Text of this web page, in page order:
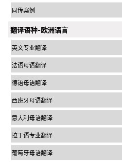
同传案例
翻译语种-欧洲语言
英文专业翻译
法语母语翻译
德语母语翻译
西班牙母语翻译
意大利母语翻译
拉丁语专业翻译
葡萄牙母语翻译